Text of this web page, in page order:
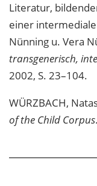
Literatur,
einer
Nünning u. Vera
transgenerisch,
2002, S. 23–104.
WÜRZBACH,
of the Child Corpus